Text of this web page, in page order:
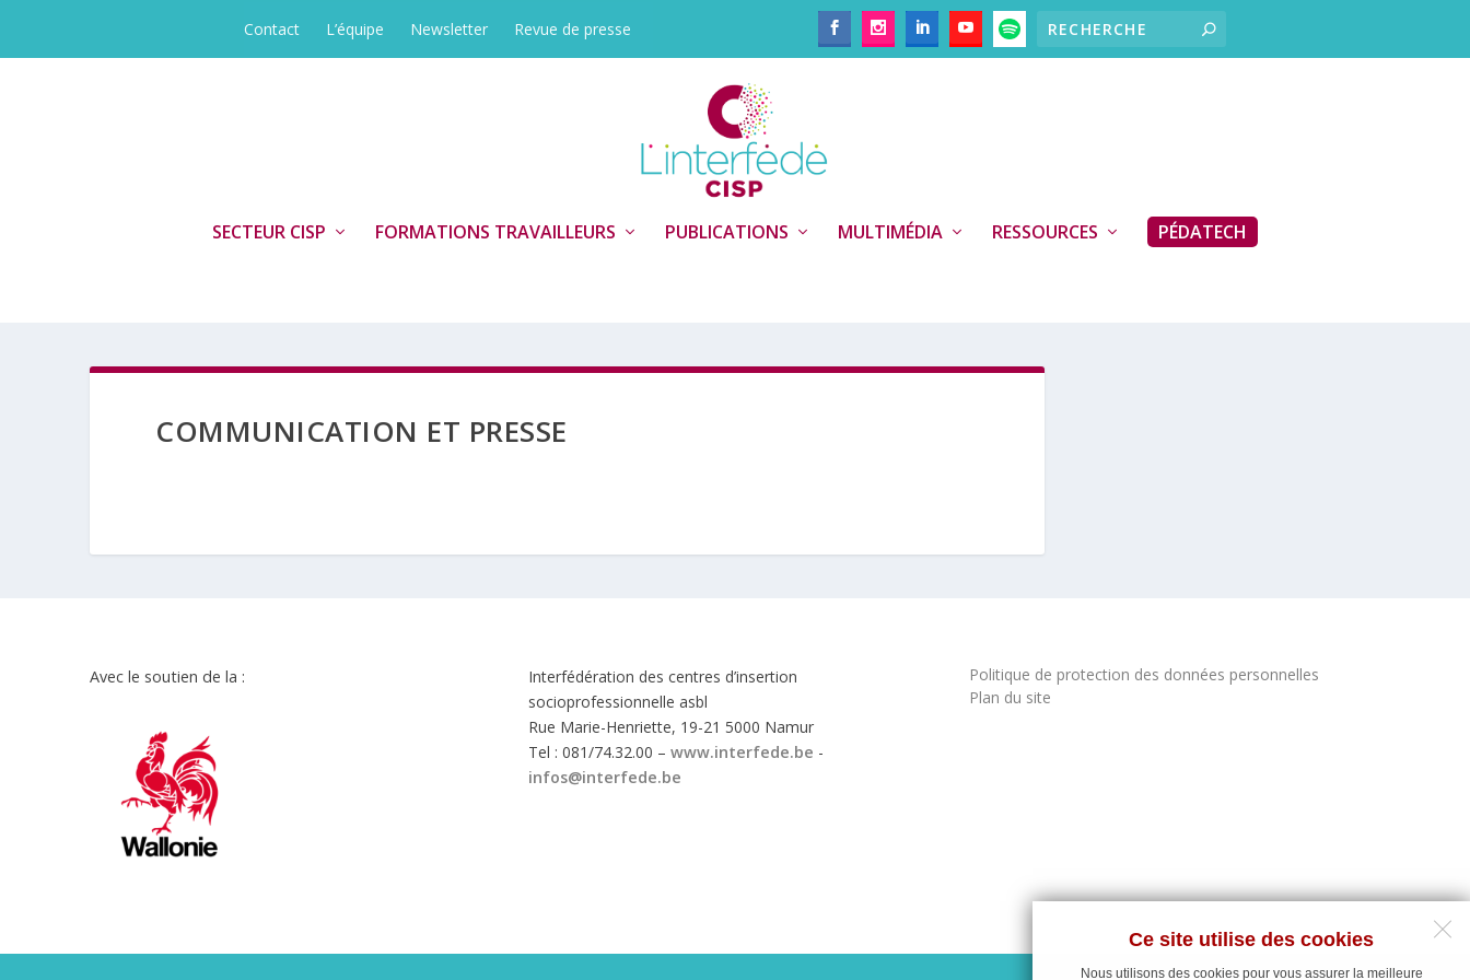
Ce site utilise des cookies
Nous utilisons des cookies pour vous assurer la meilleure
Contact L’équipe Newsletter Revue de presse
SECTEUR CISP FORMATIONS TRAVAILLEURS PUBLICATIONS MULTIMÉDIA RESSOURCES PÉDATECH
COMMUNICATION ET PRESSE
Avec le soutien de la :
Interfédération des centres d’insertion
socioprofessionnelle asbl
Rue Marie-Henriette, 19-21 5000 Namur
Tel : 081/74.32.00 –www.interfede.be -
infos@interfede.be
Politique de protection des données personnelles
Plan du site